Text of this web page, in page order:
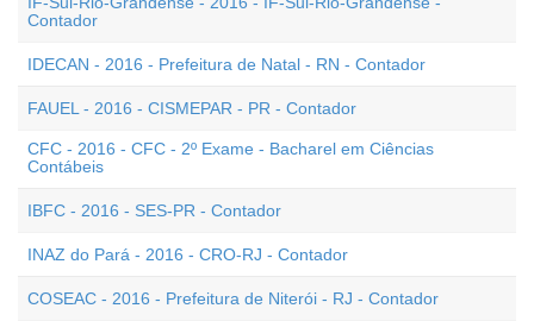
Contador
IDECAN - 2016 - Prefeitura de Natal - RN - Contador
FAUEL - 2016 - CISMEPAR - PR - Contador
CFC - 2016 - CFC - 2º Exame - Bacharel em Ciências
Contábeis
IBFC - 2016 - SES-PR - Contador
INAZ do Pará - 2016 - CRO-RJ - Contador
COSEAC - 2016 - Prefeitura de Niterói - RJ - Contador